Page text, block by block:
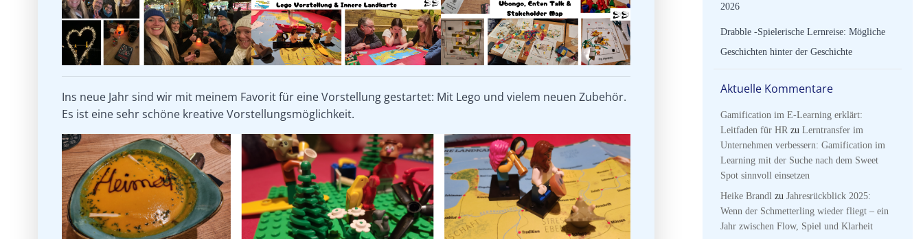
Ins neue Jahr sind wir mit meinem Favorit für eine Vorstellung gestartet: Mit Lego und vielem neuen Zubehör.
Es ist eine sehr schöne kreative Vorstellungsmöglichkeit.
2026
Drabble -Spielerische Lernreise: Mögliche
Geschichten hinter der Geschichte
Aktuelle Kommentare
Gamification im E-Learning erklärt:
Leitfaden für HR zu Lerntransfer im
Unternehmen verbessern: Gamification im
Learning mit der Suche nach dem Sweet
Spot sinnvoll einsetzen
Heike Brandl zu Jahresrückblick 2025:
Wenn der Schmetterling wieder fliegt – ein
Jahr zwischen Flow, Spiel und Klarheit